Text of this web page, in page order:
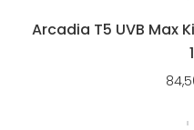
Arcadia T5 UVB Max